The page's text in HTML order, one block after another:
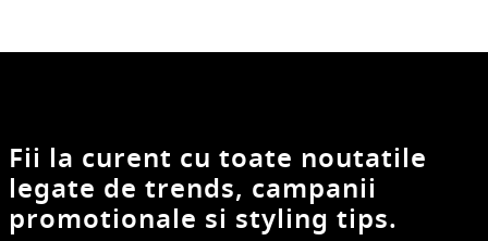
Fii la curent cu toate noutatile
legate de trends, campanii
promotionale si styling tips.